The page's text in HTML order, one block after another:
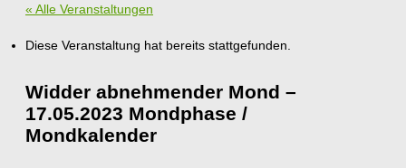
« Alle Veranstaltungen
Diese Veranstaltung hat bereits stattgefunden.
Widder abnehmender Mond –
17.05.2023 Mondphase /
Mondkalender